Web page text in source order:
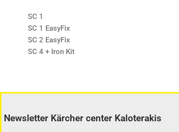
SC 1
SC 1 EasyFix
SC 2 EasyFix
SC 4 + Iron Kit
Newsletter Kärcher center Kaloterakis